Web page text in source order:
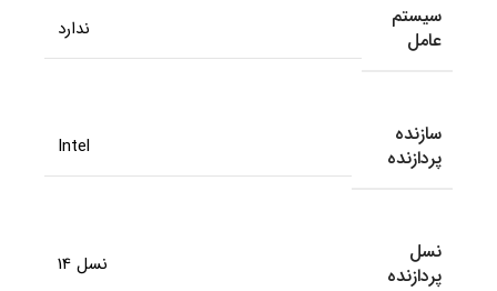
سیستم
عامل
ندارد
سازنده
پردازنده
Intel
نسل
پردازنده
نسل 14